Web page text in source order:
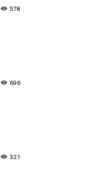
578
696
321